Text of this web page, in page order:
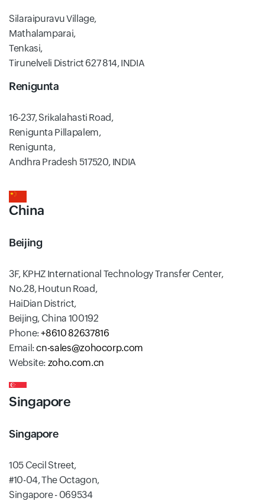
Silaraipuravu Village,
Mathalamparai,
Tenkasi,
Tirunelveli District 627 814, INDIA
Renigunta
16-237, Srikalahasti Road,
Renigunta Pillapalem,
Renigunta,
Andhra Pradesh 517520, INDIA
China
Beijing
3F, KPHZ International Technology Transfer Center,
No.28, Houtun Road,
HaiDian District,
Beijing, China 100192
Phone:+8610 82637816
Email:cn-sales@zohocorp.com
Website: zoho.com.cn
Singapore
Singapore
105 Cecil Street,
#10-04, The Octagon,
Singapore - 069534